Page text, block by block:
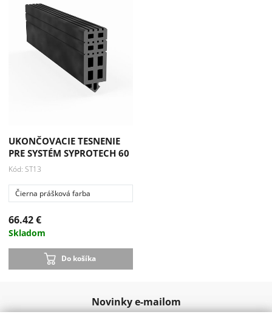
UKONČOVACIE TESNENIE
PRE SYSTÉM SYPROTECH 60
Kód: ST13
Čierna prášková farba
66.42 €
Skladom
Do košíka
Novinky e-mailom